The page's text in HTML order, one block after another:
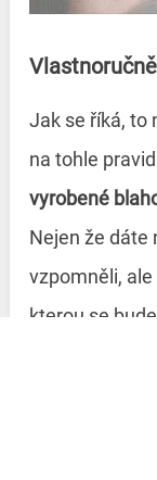
Jak se říká, to
na tohle
vyrobené
Nejen že dáte
vzpomněli,
kterou se